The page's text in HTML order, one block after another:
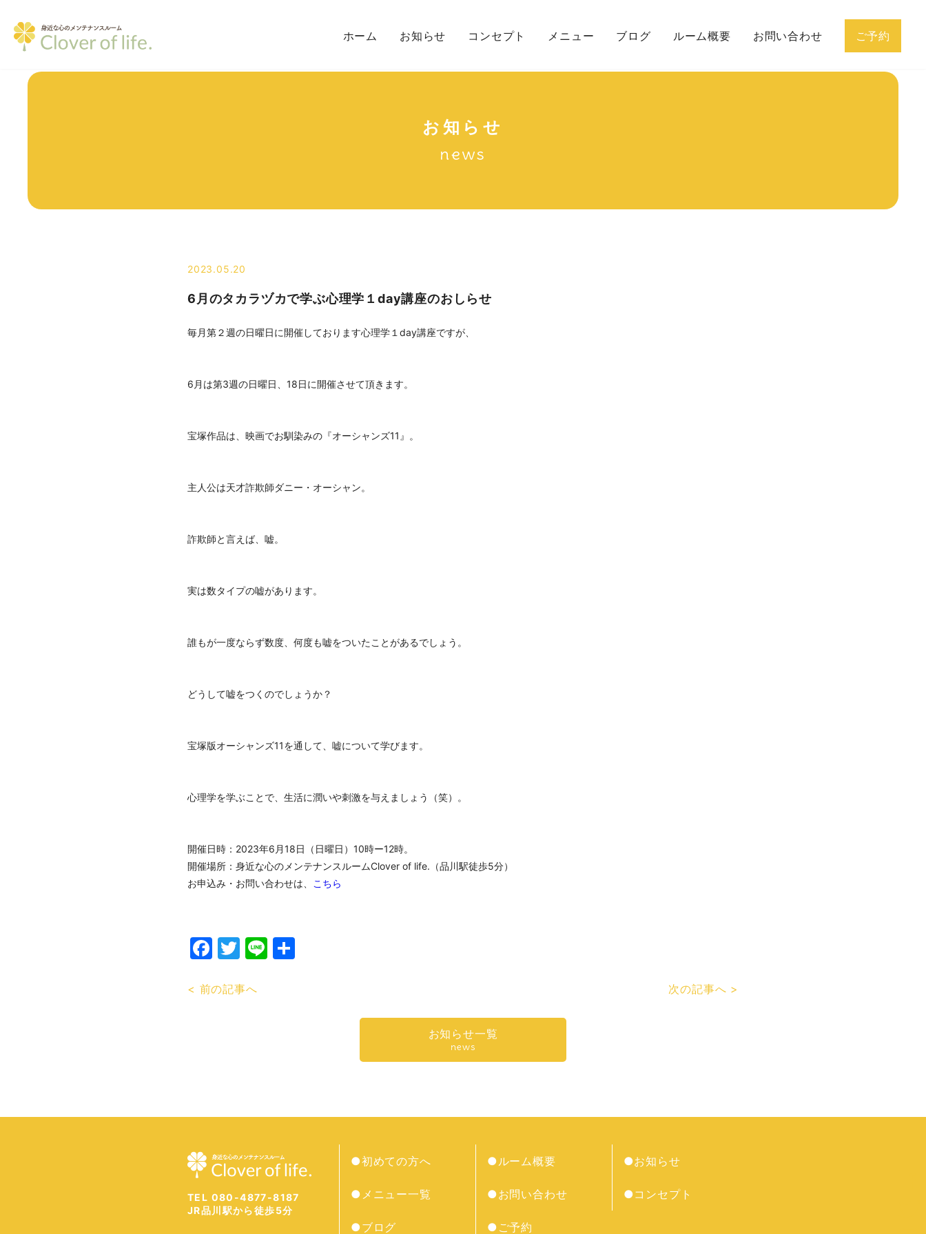
ホーム お知らせ コンセプト メニュー ブログ ルーム概要 お問い合わせ ご予約
お知らせ
news
2023.05.20
6月のタカラヅカで学ぶ心理学１day講座のおしらせ
毎月第２週の日曜日に開催しております心理学１day講座ですが、
6月は第3週の日曜日、18日に開催させて頂きます。
宝塚作品は、映画でお馴染みの『オーシャンズ11』。
主人公は天才詐欺師ダニー・オーシャン。
詐欺師と言えば、嘘。
実は数タイプの嘘があります。
誰もが一度ならず数度、何度も嘘をついたことがあるでしょう。
どうして嘘をつくのでしょうか？
宝塚版オーシャンズ11を通して、嘘について学びます。
心理学を学ぶことで、生活に潤いや刺激を与えましょう（笑）。
開催日時：2023年6月18日（日曜日）10時ー12時。
開催場所：身近な心のメンテナンスルームClover of life.（品川駅徒歩5分）
お申込み・お問い合わせは、
こちら
Facebook
Twitter
Line
< 前の記事へ 次の記事へ >
お知らせ一覧
news
TEL 080-4877-8187
JR品川駅から徒歩5分
●初めての方へ ●ルーム概要 ●お知らせ
●メニュー一覧 ●お問い合わせ ●コンセプト
●ブログ ●ご予約